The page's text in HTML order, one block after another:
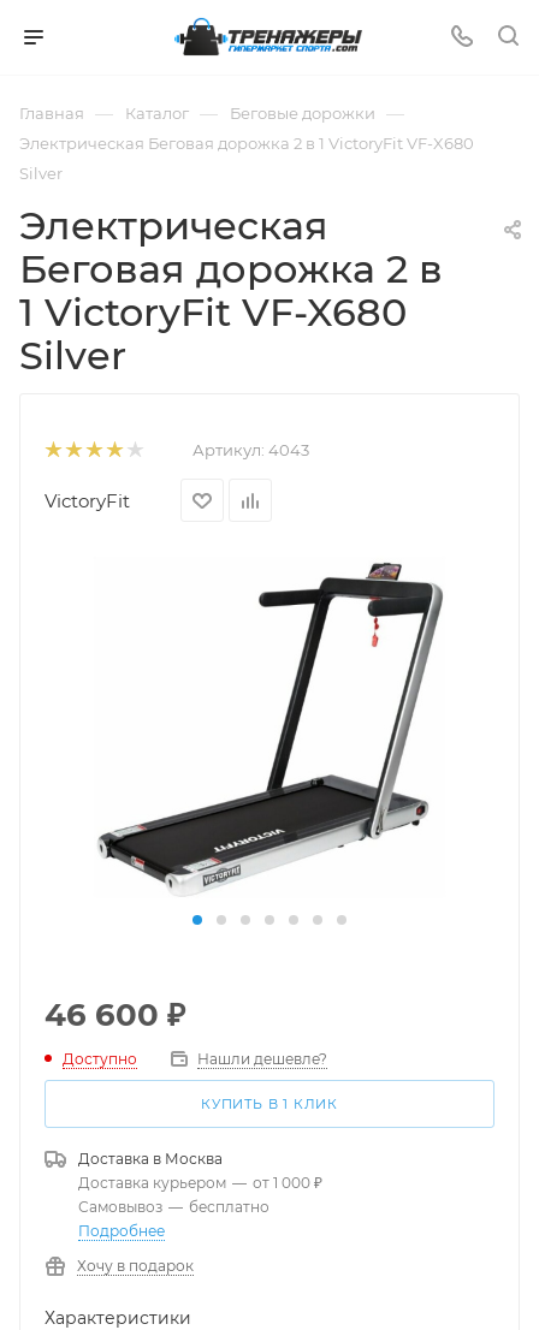
Главная — Каталог — Беговые дорожки —
Электрическая Беговая дорожка 2 в 1 VictoryFit VF-X680
Silver
Электрическая
Беговая дорожка 2 в
1 VictoryFit VF-X680
Silver
Артикул: 4043
VictoryFit
46 600 ₽
Доступно Нашли дешевле?
КУПИТЬ В 1 КЛИК
Доставка в Москва
Доставка курьером — от 1 000 ₽
Самовывоз — бесплатно
Подробнее
Хочу в подарок
Характеристики